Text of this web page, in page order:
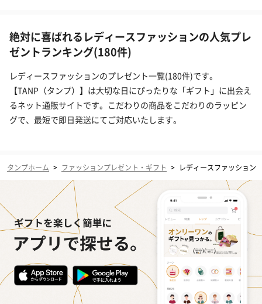
絶対に喜ばれるレディースファッションの人気プレ
ゼントランキング(180件)
レディースファッションのプレゼント一覧(180件)です。
【TANP（タンプ）】は大切な日にぴったりな「ギフト」に出会え
るネット通販サイトです。こだわりの商品をこだわりのラッピン
グで、最短で即日発送にてご対応いたします。
タンプホーム > ファッションプレゼント・ギフト > レディースファッション